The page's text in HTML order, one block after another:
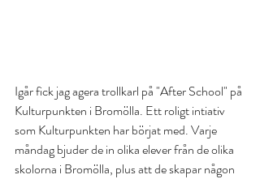
Igår fick jag agera trollkarl på "After School" på
Kulturpunkten i Bromölla. Ett roligt intiativ
som Kulturpunkten har börjat med. Varje
måndag bjuder de in olika elever från de olika
skolorna i Bromölla, plus att de skapar någon